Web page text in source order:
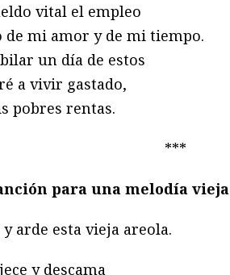
vital el empleo
de mi amor y de mi tiempo.
un día de estos
a vivir gastado,
pobres rentas.
***
para una melodía vieja
y arde esta vieja areola.
y descama